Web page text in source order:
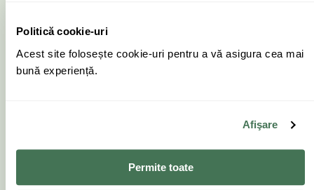
Politică cookie-uri
Acest site folosește cookie-uri pentru a vă asigura cea mai
bună experiență.
Afişare
Permite toate
Combo (black)
Y414040
415 Combo +
PROMO IULIE %